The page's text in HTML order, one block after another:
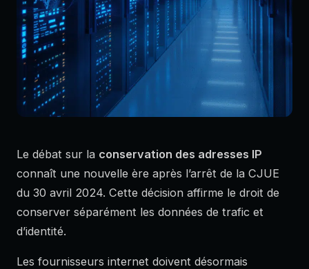
Le débat sur la conservation des adresses IP
connaît une nouvelle ère après l’arrêt de la CJUE
du 30 avril 2024. Cette décision affirme le droit de
conserver séparément les données de trafic et
d’identité.
Les fournisseurs internet doivent désormais